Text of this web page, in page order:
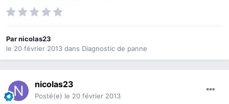
Parnicolas23
le 20 février 2013 dans Diagnostic de panne
nicolas23
Posté(e) le 20 février 2013